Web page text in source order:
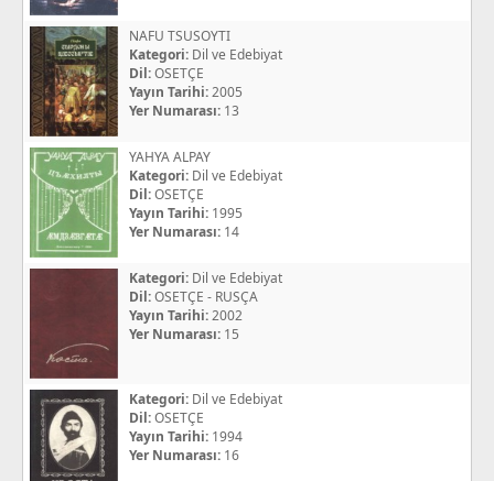
NAFU TSUSOYTI
Kategori: Dil ve Edebiyat
Dil:OSETÇE
Yayın Tarihi:2005
Yer Numarası: 13
YAHYA ALPAY
Kategori: Dil ve Edebiyat
Dil:OSETÇE
Yayın Tarihi: 1995
Yer Numarası: 14
Kategori: Dil ve Edebiyat
Dil:OSETÇE - RUSÇA
Yayın Tarihi:2002
Yer Numarası: 15
Kategori: Dil ve Edebiyat
Dil:OSETÇE
Yayın Tarihi: 1994
Yer Numarası: 16